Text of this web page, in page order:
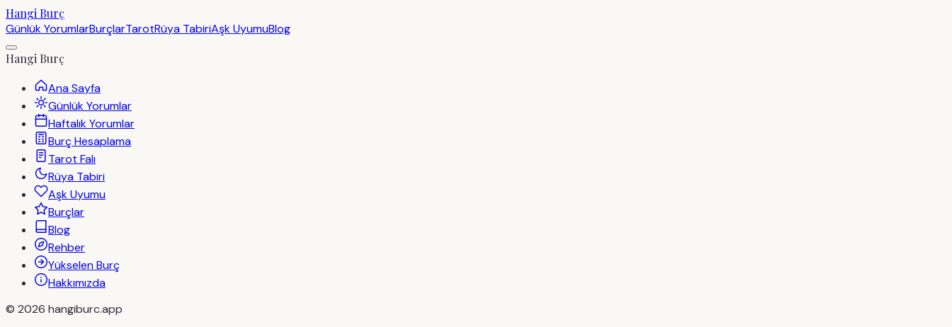
Hangi Burç
Günlük YorumlarBurçlarTarotRüya TabiriAşk UyumuBlog
Hangi Burç
Ana Sayfa
Günlük Yorumlar
Haftalık Yorumlar
Burç Hesaplama
Tarot Falı
Rüya Tabiri
Aşk Uyumu
Burçlar
Blog
Rehber
Yükselen Burç
Hakkımızda
© 2026 hangiburc.app